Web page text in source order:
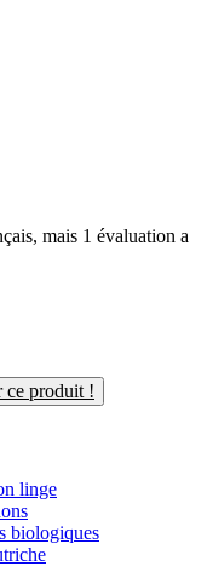
mais 1 évaluation a
ce produit !
linge
biologiques